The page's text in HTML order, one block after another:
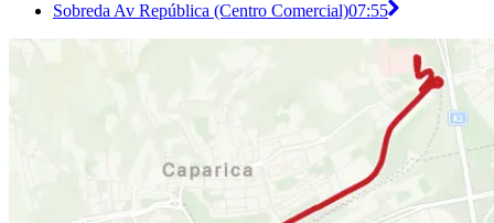
Sobreda Av República (Centro Comercial)07:55